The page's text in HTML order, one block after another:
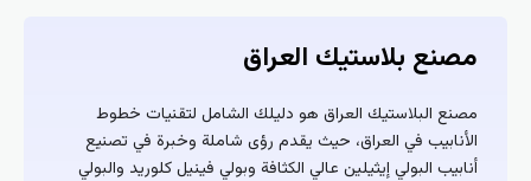
مصنع بلاستيك العراق
مصنع البلاستيك العراق هو دليلك الشامل لتقنيات خطوط
الأنابيب في العراق، حيث يقدم رؤى شاملة وخبرة في تصنيع
أنابيب البولي إيثيلين عالي الكثافة وبولي فينيل كلوريد والبولي